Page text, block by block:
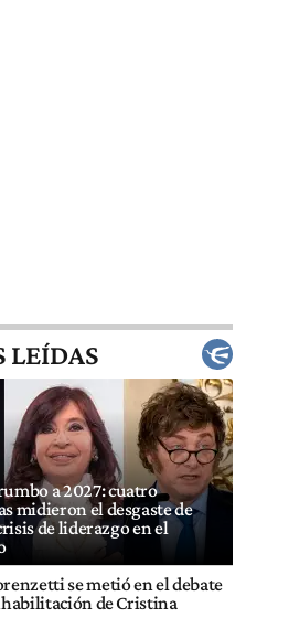
LEÍDAS
a 2027: cuatro
midieron el desgaste de
de liderazgo en el
se metió en el debate
de Cristina